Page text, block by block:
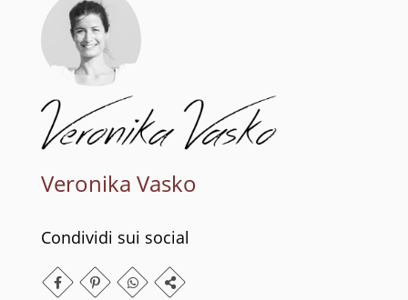
Veronika Vasko
Condividi sui social